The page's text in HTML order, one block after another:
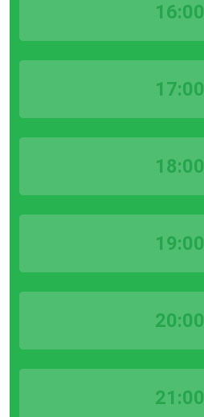
16:00
17:00
18:00
19:00
20:00
21:00